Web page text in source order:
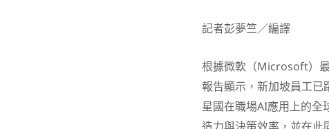
記者彭夢竺／編譯
根據微軟（Microsoft）
報告顯示，新加坡員工已
星國在職場AI應用上的全